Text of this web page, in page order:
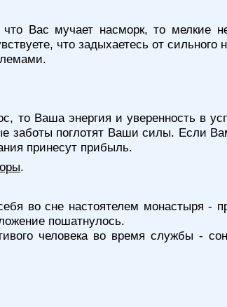
Вас мучает насморк, то мелкие
что задыхаетесь от
то Ваша энергия и уверенность в
заботы поглотят Ваши силы. Если
принесут прибыль.
.
во сне настоятелем монастыря -
пошатнулось.
человека во время службы -